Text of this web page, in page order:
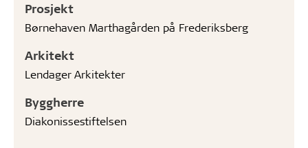
Prosjekt
Børnehaven Marthagården på Frederiksberg
Arkitekt
Lendager Arkitekter
Byggherre
Diakonissestiftelsen